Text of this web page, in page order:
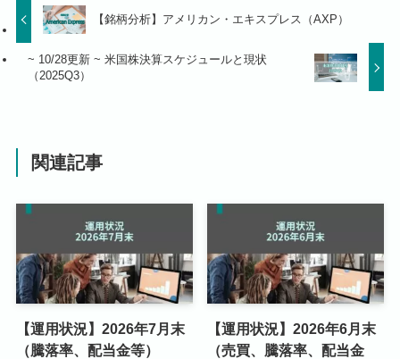
【銘柄分析】アメリカン・エキスプレス（AXP）
~ 10/28更新 ~ 米国株決算スケジュールと現状
（2025Q3）
関連記事
【運用状況】2026年7月末
（騰落率、配当金等）
【運用状況】2026年6月末
（売買、騰落率、配当金